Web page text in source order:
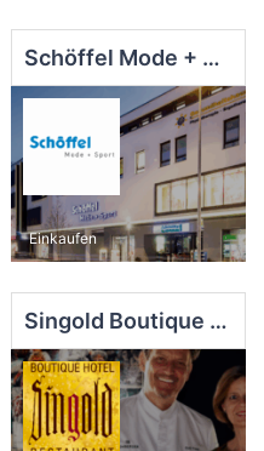
Schöffel Mode + Sport
Einkaufen
Singold Boutique Hotel & Restaurant